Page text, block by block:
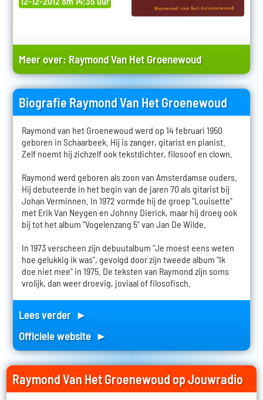
Meer over: Raymond Van Het Groenewoud
Biografie Raymond Van Het Groenewoud
Raymond van het Groenewoud werd op 14 februari 1950
geboren in Schaarbeek. Hij is zanger, gitarist en pianist.
Zelf noemt hij zichzelf ook tekstdichter, filosoof en clown.
Raymond werd geboren als zoon van Amsterdamse ouders.
Hij debuteerde in het begin van de jaren 70 als gitarist bij
Johan Verminnen. In 1972 vormde hij de groep "Louisette"
met Erik Van Neygen en Johnny Dierick, maar hij droeg ook
bij tot het album "Vogelenzang 5" van Jan De Wilde.
In 1973 verscheen zijn debuutalbum "Je moest eens weten
hoe gelukkig ik was", gevolgd door zijn tweede album "Ik
doe niet mee" in 1975. De teksten van Raymond zijn soms
vrolijk, dan weer droevig, joviaal of filosofisch.
Lees verder ►
Officiele website ►
Raymond Van Het Groenewoud op Jouwradio